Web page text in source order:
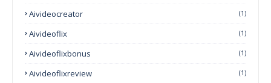
Aivideocreator (1)
Aivideoflix (1)
Aivideoflixbonus (1)
Aivideoflixreview (1)